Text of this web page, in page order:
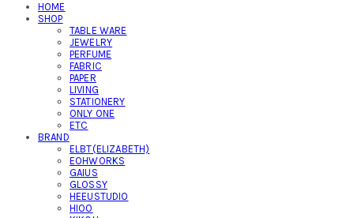
HOME
SHOP
TABLE WARE
JEWELRY
PERFUME
FABRIC
PAPER
LIVING
STATIONERY
ONLY ONE
ETC
BRAND
ELBT(ELIZABETH)
EOHWORKS
GAIUS
GLOSSY
HEEUSTUDIO
HIOO